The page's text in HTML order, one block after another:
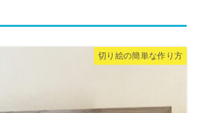
切り絵の簡単な作り方